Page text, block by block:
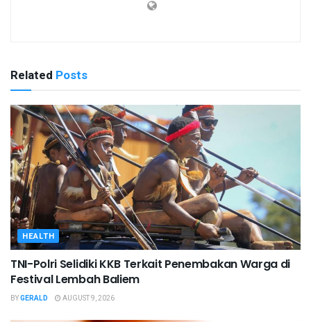
Related Posts
HEALTH
TNI-Polri Selidiki KKB Terkait Penembakan Warga di
Festival Lembah Baliem
BYGERALD AUGUST 9, 2026